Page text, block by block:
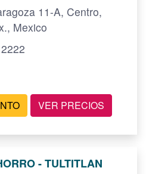
11-A, Centro,
Mexico
VER PRECIOS
- TULTITLAN